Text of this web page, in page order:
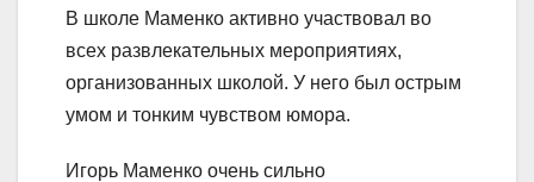
В школе Маменко активно участвовал во
всех развлекательных мероприятиях,
организованных школой. У него был острым
умом и тонким чувством юмора.
Игорь Маменко очень сильно